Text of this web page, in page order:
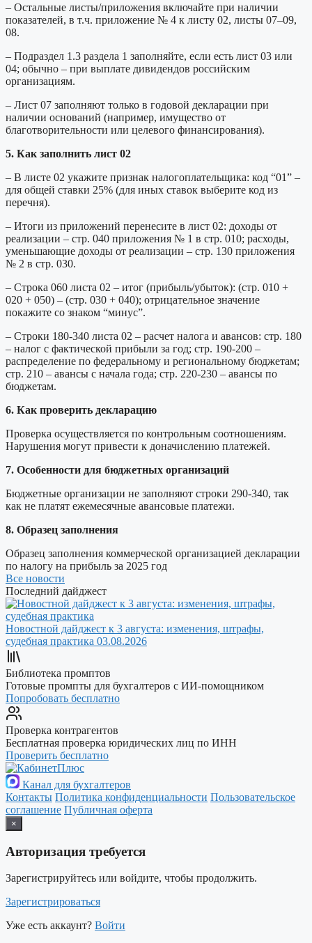
– Остальные листы/приложения включайте при наличии
показателей, в т.ч. приложение № 4 к листу 02, листы 07–09,
08.
– Подраздел 1.3 раздела 1 заполняйте, если есть лист 03 или
04; обычно – при выплате дивидендов российским
организациям.
– Лист 07 заполняют только в годовой декларации при
наличии оснований (например, имущество от
благотворительности или целевого финансирования).
5. Как заполнить лист 02
– В листе 02 укажите признак налогоплательщика: код “01” –
для общей ставки 25% (для иных ставок выберите код из
перечня).
– Итоги из приложений перенесите в лист 02: доходы от
реализации – стр. 040 приложения № 1 в стр. 010; расходы,
уменьшающие доходы от реализации – стр. 130 приложения
№ 2 в стр. 030.
– Строка 060 листа 02 – итог (прибыль/убыток): (стр. 010 +
020 + 050) – (стр. 030 + 040); отрицательное значение
покажите со знаком “минус”.
– Строки 180-340 листа 02 – расчет налога и авансов: стр. 180
– налог с фактической прибыли за год; стр. 190-200 –
распределение по федеральному и региональному бюджетам;
стр. 210 – авансы с начала года; стр. 220-230 – авансы по
бюджетам.
6. Как проверить декларацию
Проверка осуществляется по контрольным соотношениям.
Нарушения могут привести к доначислению платежей.
7. Особенности для бюджетных организаций
Бюджетные организации не заполняют строки 290-340, так
как не платят ежемесячные авансовые платежи.
8. Образец заполнения
Образец заполнения коммерческой организацией декларации
по налогу на прибыль за 2025 год
Все новости
Последний дайджест
Новостной дайджест к 3 августа: изменения, штрафы,
судебная практика 03.08.2026
Библиотека промптов
Готовые промпты для бухгалтеров с ИИ-помощником
Попробовать бесплатно
Проверка контрагентов
Бесплатная проверка юридических лиц по ИНН
Проверить бесплатно
Канал для бухгалтеров
Контакты Политика конфиденциальности Пользовательское
соглашение Публичная оферта
×
Авторизация требуется
Зарегистрируйтесь или войдите, чтобы продолжить.
Зарегистрироваться
Уже есть аккаунт? Войти